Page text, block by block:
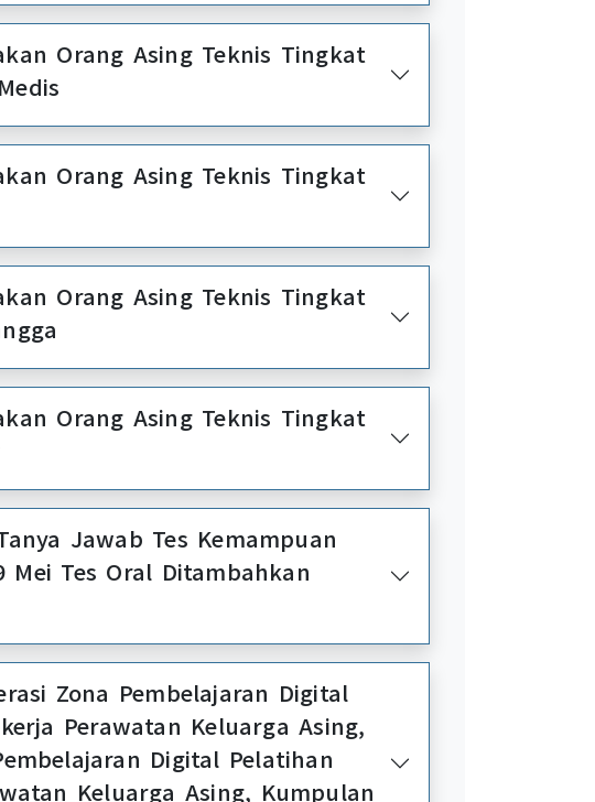
Asing Teknis Tingkat
Asing Teknis Tingkat
Asing Teknis Tingkat
Asing Teknis Tingkat
Jawab Tes Kemampuan
Mei Tes Oral Ditambahkan
Zona Pembelajaran Digital
Perawatan Keluarga Asing,
Digital Pelatihan
Keluarga Asing, Kumpulan